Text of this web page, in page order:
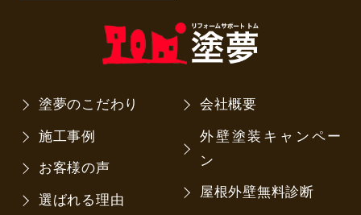
塗夢のこだわり
施工事例
お客様の声
選ばれる理由
会社概要
外壁塗装キャンペー
ン
屋根外壁無料診断